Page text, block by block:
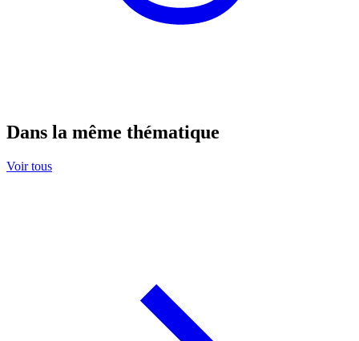
Dans la même thématique
Voir tous